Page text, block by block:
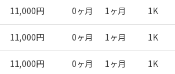
11,000円 0ヶ月 1ヶ月 1K
11,000円 0ヶ月 1ヶ月 1K
11,000円 0ヶ月 1ヶ月 1K